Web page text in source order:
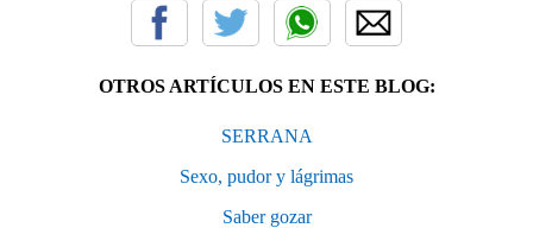
OTROS ARTÍCULOS EN ESTE BLOG:
SERRANA
Sexo, pudor y lágrimas
Saber gozar